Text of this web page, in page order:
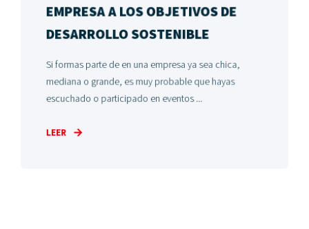
EMPRESA A LOS OBJETIVOS DE
DESARROLLO SOSTENIBLE
Si formas parte de en una empresa ya sea chica,
mediana o grande, es muy probable que hayas
escuchado o participado en eventos ...
LEER